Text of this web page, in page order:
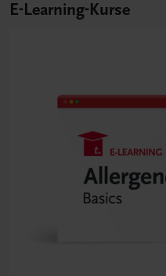
E-Learning-Kurse